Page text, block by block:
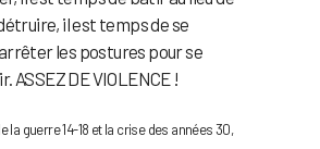
il est temps de se
les postures pour se
ASSEZ DE VIOLENCE !
la guerre 14-18 et la crise des années 30,